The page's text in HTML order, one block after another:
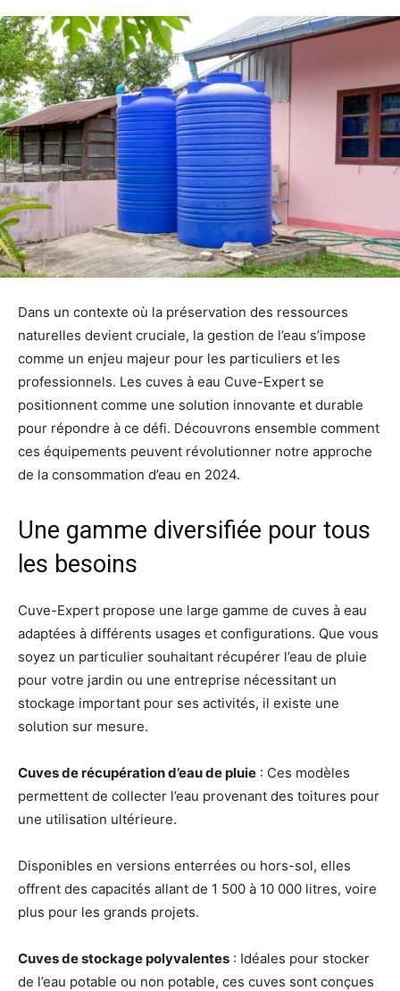
Dans un contexte où la préservation des ressources
naturelles devient cruciale, la gestion de l’eau s’impose
comme un enjeu majeur pour les particuliers et les
professionnels. Les cuves à eau Cuve-Expert se
positionnent comme une solution innovante et durable
pour répondre à ce défi. Découvrons ensemble comment
ces équipements peuvent révolutionner notre approche
de la consommation d’eau en 2024.
Une gamme diversifiée pour tous
les besoins
Cuve-Expert propose une large gamme de cuves à eau
adaptées à différents usages et configurations. Que vous
soyez un particulier souhaitant récupérer l’eau de pluie
pour votre jardin ou une entreprise nécessitant un
stockage important pour ses activités, il existe une
solution sur mesure.
Cuves de récupération d’eau de pluie : Ces modèles
permettent de collecter l’eau provenant des toitures pour
une utilisation ultérieure.
Disponibles en versions enterrées ou hors-sol, elles
offrent des capacités allant de 1 500 à 10 000 litres, voire
plus pour les grands projets.
Cuves de stockage polyvalentes : Idéales pour stocker
de l’eau potable ou non potable, ces cuves sont conçues